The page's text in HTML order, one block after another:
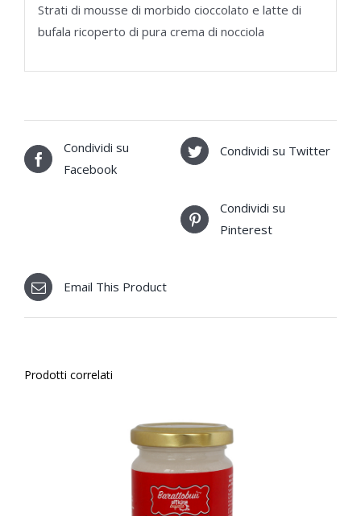
Strati di mousse di morbido cioccolato e latte di
bufala ricoperto di pura crema di nocciola
Condividi su
Facebook
Condividi su Twitter
Condividi su
Pinterest
Email This Product
Prodotti correlati
AGGIUNGI AL CARRELLO